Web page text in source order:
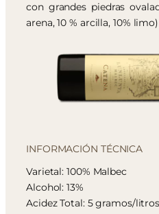
con grandes piedras
arena, 10 % arcilla, 10% limo)
INFORMACIÓN TÉCNICA
Varietal: 100% Malbec
Alcohol: 13%
Acidez Total: 5 gramos/litros